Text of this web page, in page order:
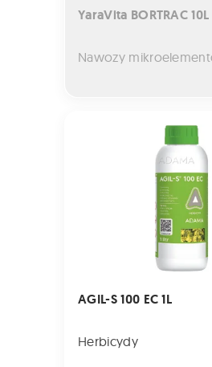
YaraVita BORTRAC 10L
Nawozy
AGIL-S 100 EC 1L
Herbicydy